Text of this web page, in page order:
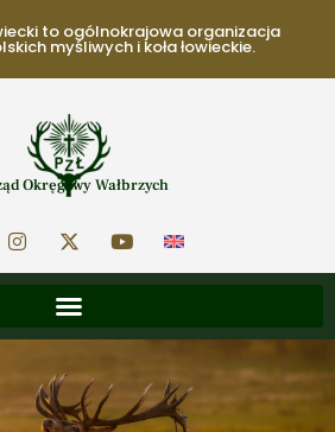
to ogólnokrajowa organizacja
myśliwych i koła łowieckie.
Okręgowy Wałbrzych